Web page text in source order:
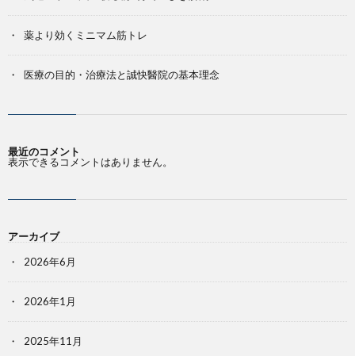
薬より効くミニマム筋トレ
医療の目的・治療法と誠快醫院の基本理念
最近のコメント
表示できるコメントはありません。
アーカイブ
2026年6月
2026年1月
2025年11月